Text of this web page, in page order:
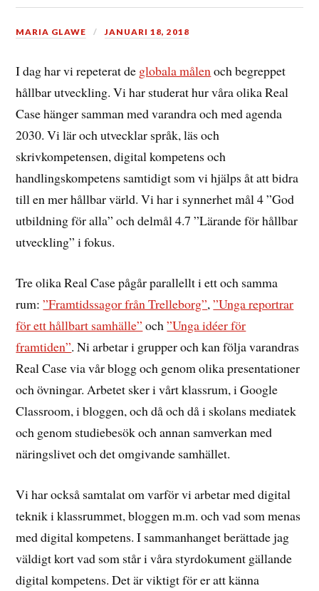
MARIA GLAWE JANUARI 18, 2018
I dag har vi repeterat de globala målenoch begreppet
hållbar utveckling. Vi har studerat hur våra olika Real
Case hänger samman med varandra och med agenda
2030. Vi lär och utvecklar språk, läs och
skrivkompetensen, digital kompetens och
handlingskompetens samtidigt som vi hjälps åt att bidra
till en mer hållbar värld. Vi har i synnerhet mål 4 ”God
utbildning för alla” och delmål 4.7 ”Lärande för hållbar
utveckling” i fokus.
Tre olika Real Case pågår parallellt i ett och samma
rum:”Framtidssagor från Trelleborg”,”Unga reportrar
för ett hållbart samhälle” och”Unga idéer för
framtiden”. Ni arbetar i grupper och kan följa varandras
Real Case via vår blogg och genom olika presentationer
och övningar. Arbetet sker i vårt klassrum, i Google
Classroom, i bloggen, och då och då i skolans mediatek
och genom studiebesök och annan samverkan med
näringslivet och det omgivande samhället.
Vi har också samtalat om varför vi arbetar med digital
teknik i klassrummet, bloggen m.m. och vad som menas
med digital kompetens. I sammanhanget berättade jag
väldigt kort vad som står i våra styrdokument gällande
digital kompetens. Det är viktigt för er att känna